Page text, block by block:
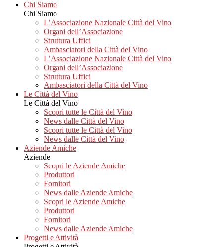
Chi Siamo
Chi Siamo
L’Associazione Nazionale Città del Vino
Organi dell’Associazione
Struttura Uffici
Ambasciatori della Città del Vino
L’Associazione Nazionale Città del Vino
Organi dell’Associazione
Struttura Uffici
Ambasciatori della Città del Vino
Le Città del Vino
Le Città del Vino
Scopri tutte le Città del Vino
News dalle Città del Vino
Scopri tutte le Città del Vino
News dalle Città del Vino
Aziende Amiche
Aziende
Scopri le Aziende Amiche
Produttori
Fornitori
News dalle Aziende Amiche
Scopri le Aziende Amiche
Produttori
Fornitori
News dalle Aziende Amiche
Progetti e Attività